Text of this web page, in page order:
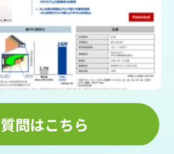
グをダウンロード